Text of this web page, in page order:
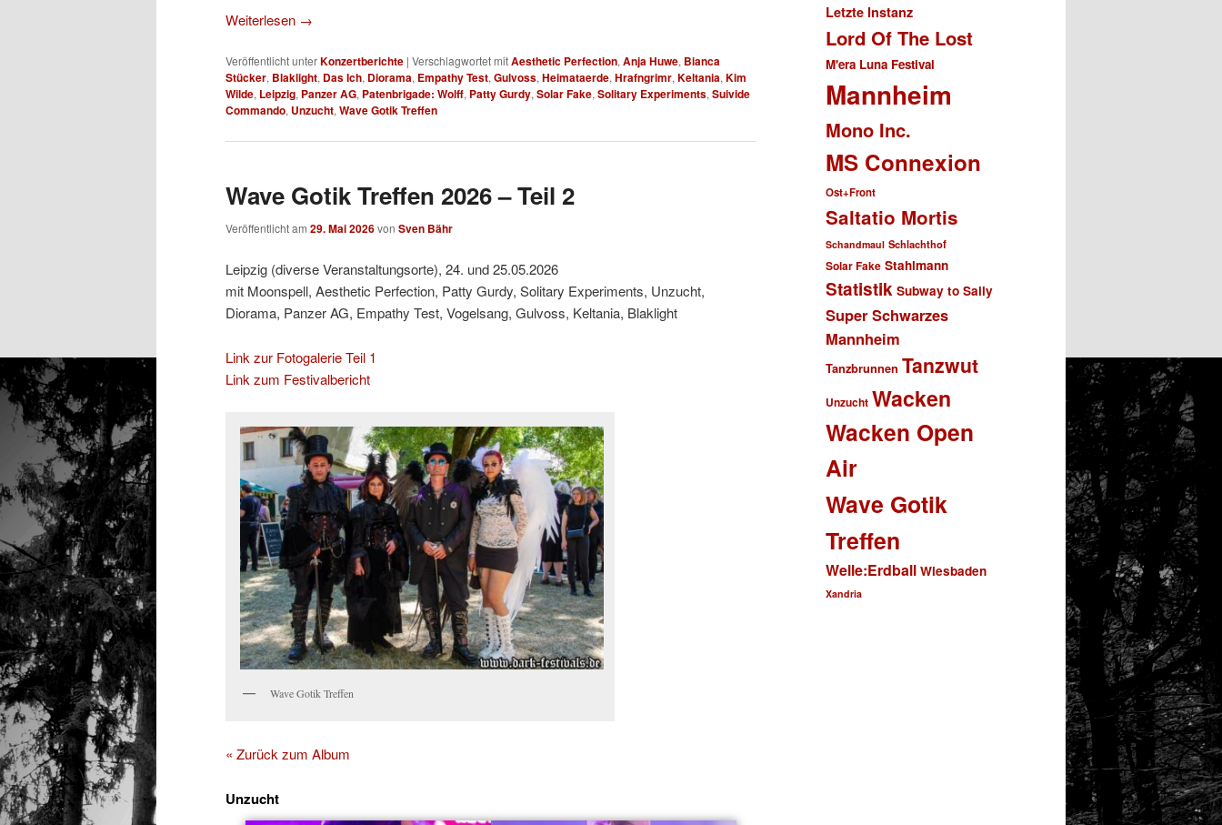
Weiterlesen →
Veröffentlicht unterKonzertberichte | Verschlagwortet mitAesthetic Perfection, Anja Huwe, Bianca
Stücker, Blaklight, Das Ich, Diorama, Empathy Test, Gulvoss, Heimataerde, Hrafngrimr, Keltania, Kim
Wilde, Leipzig, Panzer AG, Patenbrigade: Wolff, Patty Gurdy, Solar Fake, Solitary Experiments, Suivide
Commando, Unzucht, Wave Gotik Treffen
Wave Gotik Treffen 2026 – Teil 2
Veröffentlicht am 29. Mai 2026von Sven Bähr
Leipzig (diverse Veranstaltungsorte), 24. und 25.05.2026
mit Moonspell, Aesthetic Perfection, Patty Gurdy, Solitary Experiments, Unzucht,
Diorama, Panzer AG, Empathy Test, Vogelsang, Gulvoss, Keltania, Blaklight
Link zur Fotogalerie Teil 1
Link zum Festivalbericht
Wave Gotik Treffen
« Zurück zum Album
Unzucht
Letzte Instanz
Lord Of The Lost
M'era Luna Festival
Mannheim
Mono Inc.
MS Connexion
Ost+Front
Saltatio Mortis
Schandmaul Schlachthof
Solar Fake Stahlmann
Statistik Subway to Sally
Super Schwarzes
Mannheim
Tanzbrunnen Tanzwut
Unzucht Wacken
Wacken Open
Air
Wave Gotik
Treffen
Welle:Erdball Wiesbaden
Xandria